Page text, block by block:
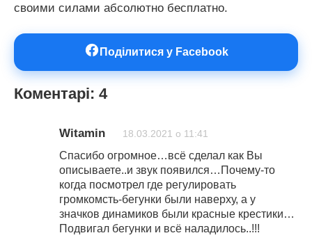
своими силами абсолютно бесплатно.
Поділитися у Facebook
Коментарі: 4
Witamin 18.03.2021 о 11:41
Спасибо огромное…всё сделал как Вы
описываете..и звук появился…Почему-то
когда посмотрел где регулировать
громкомсть-бегунки были наверху, а у
значков динамиков были красные крестики…
Подвигал бегунки и всё наладилось..!!!